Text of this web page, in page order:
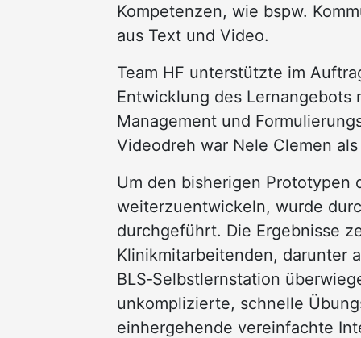
Kompetenzen, wie bspw.
aus Text und Video.
Team HF unterstützte im
Entwicklung des Lernangebots
Management und
Videodreh war Nele Clemen
Um den bisherigen Prototypen
weiterzuentwickeln, wurde
durchgeführt. Die Ergebnisse
Klinikmitarbeitenden, darunter
BLS‑Selbstlernstation
unkomplizierte, schnelle
einhergehende vereinfachte